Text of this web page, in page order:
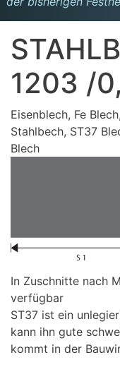
1203 /
Eisenblech, Fe
Stahlbech, ST37
Blech
In Zuschnitte nach
verfügbar
ST37 ist ein
kann ihn gute
kommt in der